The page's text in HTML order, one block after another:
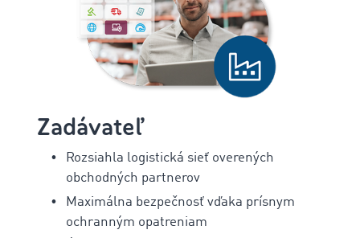
Zadávateľ
Rozsiahla logistická sieť overených
obchodných partnerov
Maximálna bezpečnosť vďaka prísnym
ochranným opatreniam